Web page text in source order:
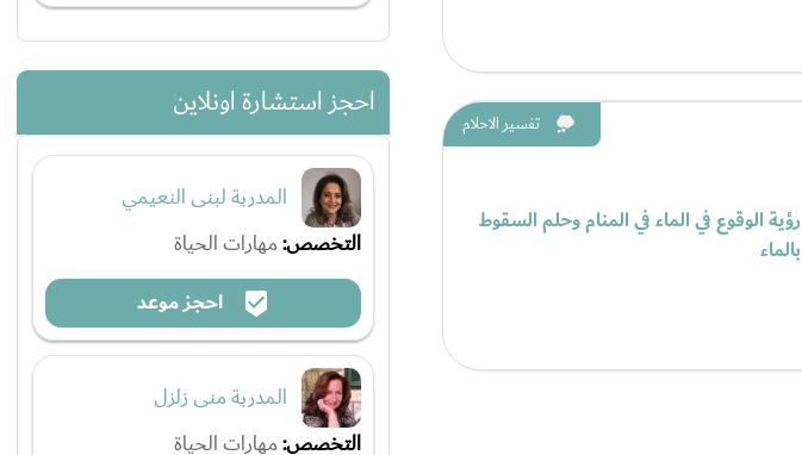
تفسير الاحلام
رؤية الوقوع في الماء في المنام وحلم السقوط
بالماء
احجز استشارة اونلاين
المدربة لبنى النعيمي
التخصص:مهارات الحياة
احجز موعد
المدربة منى زلزل
التخصص:مهارات الحياة